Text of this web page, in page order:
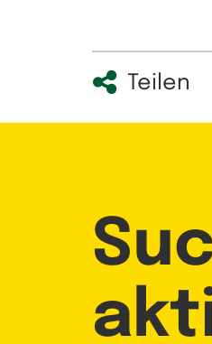
Teilen